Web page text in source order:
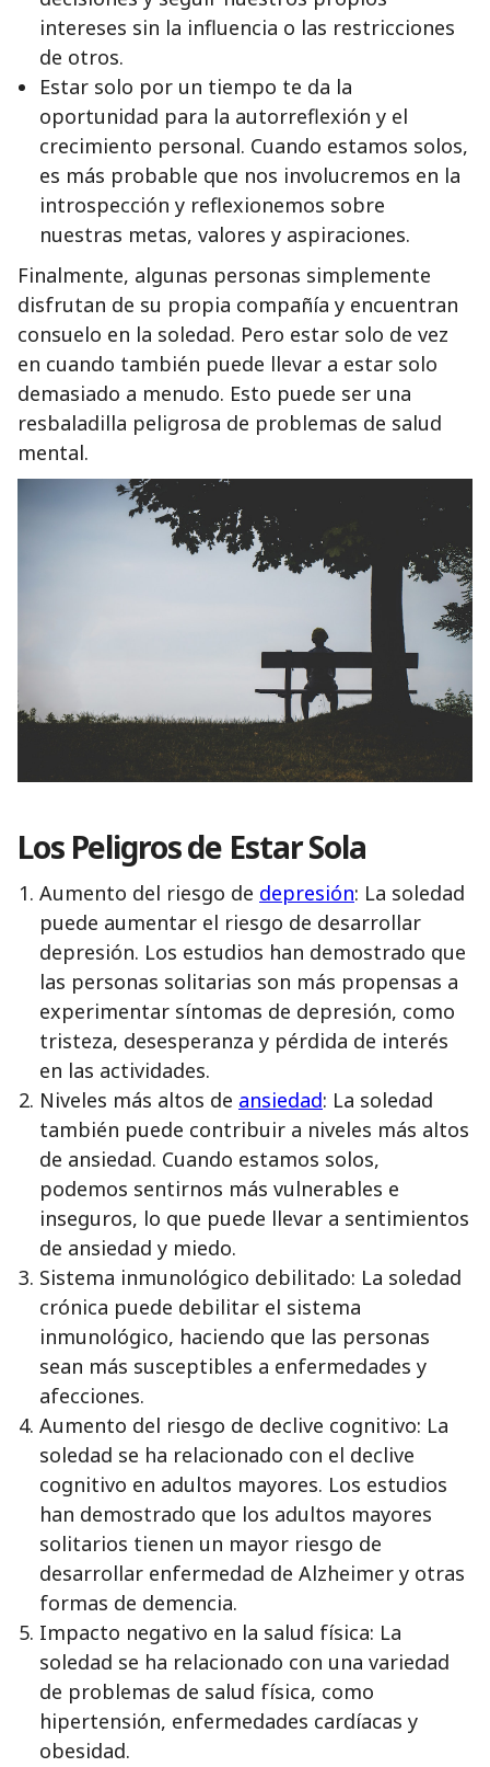
intereses sin la influencia o las restricciones
de otros.
Estar solo por un tiempo te da la
oportunidad para la autorreflexión y el
crecimiento personal. Cuando estamos solos,
es más probable que nos involucremos en la
introspección y reflexionemos sobre
nuestras metas, valores y aspiraciones.
Finalmente, algunas personas simplemente
disfrutan de su propia compañía y encuentran
consuelo en la soledad. Pero estar solo de vez
en cuando también puede llevar a estar solo
demasiado a menudo. Esto puede ser una
resbaladilla peligrosa de problemas de salud
mental.
Los Peligros de Estar Sola
Aumento del riesgo de depresión: La soledad
puede aumentar el riesgo de desarrollar
depresión. Los estudios han demostrado que
las personas solitarias son más propensas a
experimentar síntomas de depresión, como
tristeza, desesperanza y pérdida de interés
en las actividades.
Niveles más altos de ansiedad: La soledad
también puede contribuir a niveles más altos
de ansiedad. Cuando estamos solos,
podemos sentirnos más vulnerables e
inseguros, lo que puede llevar a sentimientos
de ansiedad y miedo.
Sistema inmunológico debilitado: La soledad
crónica puede debilitar el sistema
inmunológico, haciendo que las personas
sean más susceptibles a enfermedades y
afecciones.
Aumento del riesgo de declive cognitivo: La
soledad se ha relacionado con el declive
cognitivo en adultos mayores. Los estudios
han demostrado que los adultos mayores
solitarios tienen un mayor riesgo de
desarrollar enfermedad de Alzheimer y otras
formas de demencia.
Impacto negativo en la salud física: La
soledad se ha relacionado con una variedad
de problemas de salud física, como
hipertensión, enfermedades cardíacas y
obesidad.